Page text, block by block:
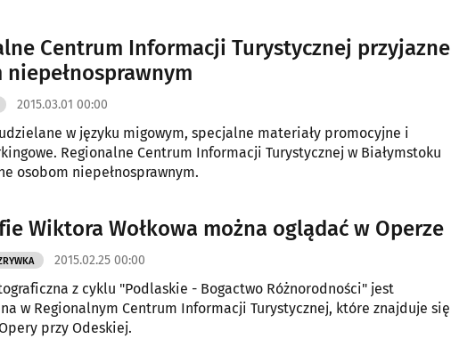
Centrum Informacji Turystycznej przyjazne
niepełnosprawnym
2015.03.01 00:00
w języku migowym, specjalne materiały promocyjne i
Regionalne Centrum Informacji Turystycznej w Białymstoku
osobom niepełnosprawnym.
Wiktora Wołkowa można oglądać w Operze
2015.02.25 00:00
z cyklu "Podlaskie - Bogactwo Różnorodności" jest
w Regionalnym Centrum Informacji Turystycznej, które znajduje się
przy Odeskiej.